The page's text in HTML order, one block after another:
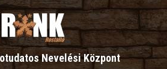
Nevelési Központ